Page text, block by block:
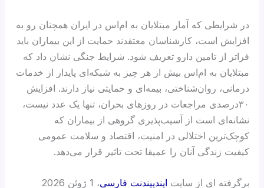
در شرایطی که آمار مبتلایان به ام‌اس در ایران همچنان رو به
افزایش است، کارشناسان معتقدند حمایت از این بیماران باید
فراتر از تامین دارو تعریف شود. شرایط جنگی نشان داد که
مبتلایان به ام‌اس بیش از هر چیز به شبکه‌ای پایدار از خدمات
درمانی، روان‌شناختی، بیمه‌ای و حمایتی نیاز دارند. افزایش
۳۰درصدی مراجعات در روزهای بحران، تنها یک عدد نیست،
نشانه‌ای است از آسیب‌پذیری گروهی از بیماران که
کوچک‌ترین اختلالی در امنیت، اقتصاد و سلامت عمومی
کیفیت زندگی آنان را عمیقا تحت تاثیر قرار می‌دهد.
برگرفته ای از سایت ایندیپندنت فارسی، 1 ژوئن 2026